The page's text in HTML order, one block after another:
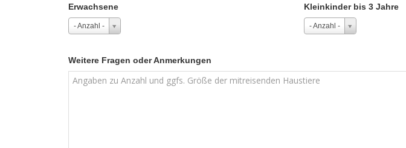
Erwachsene
- Anzahl -
Kleinkinder bis 3 Jahre
- Anzahl -
Weitere Fragen oder Anmerkungen